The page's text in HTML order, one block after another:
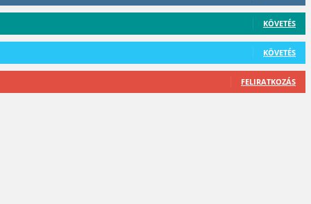
KÖVETÉS
KÖVETÉS
FELIRATKOZÁS